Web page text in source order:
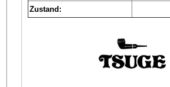
Zustand: